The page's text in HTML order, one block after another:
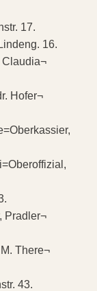
17.
16.
Claudia¬
Hofer¬
Pradler¬
There¬
43.